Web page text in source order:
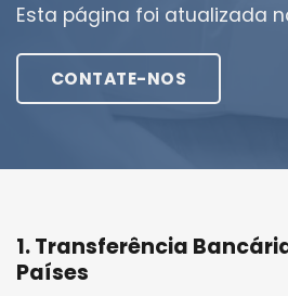
Esta página foi atualizada
CONTATE-NOS
1. Transferência
Países